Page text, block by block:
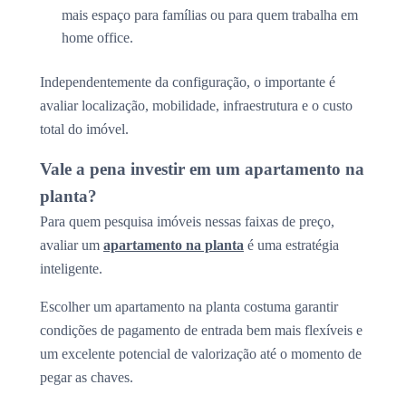
mais espaço para famílias ou para quem trabalha em
home office.
Independentemente da configuração, o importante é
avaliar localização, mobilidade, infraestrutura e o custo
total do imóvel.
Vale a pena investir em um apartamento na
planta?
Para quem pesquisa imóveis nessas faixas de preço,
avaliar um apartamento na planta é uma estratégia
inteligente.
Escolher um apartamento na planta costuma garantir
condições de pagamento de entrada bem mais flexíveis e
um excelente potencial de valorização até o momento de
pegar as chaves.